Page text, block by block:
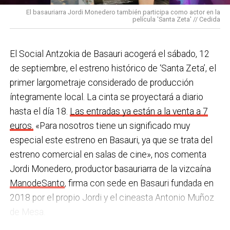
en los centros de personas mayores e iniciativas para
combatir la brecha digital. Además, este año se ha
y, a principios del año que viene, se comenzarán a
prestar los servicios de atención diurna y viviendas
comunitarias.
En las últimas semanas la actualidad municipal ha
estado marcada por las investigaciones sobre
presuntas irregularidades urbanísticas . ¿Cómo
está afrontando el equipo de gobierno esta
situación y qué mensaje trasladarías a la
ciudadanía?Los hechos denunciados son graves y
nos corresponde aclarar si han existido irregularidades
con el mayor rigor y transparencia, así como
una acción que los sindicatos tachan de negligente y
contraria al propio plan de emergencias de la
Sin soluciones reales
Ante la falta de soluciones en las reuniones del
comité, los representantes de los trabajadores
advirtieron a la dirección con elevar los hechos a la
Inspección de Trabajo. Aunque inicialmente
percibieron un amago de cambio de actitud, la parte
social lamenta que las medidas adoptadas ante las
nuevas alertas meteorológicas han sido meramente
«testimoniales, esporádicas y centradas en
aparentar», sin llegar a aplicar soluciones reales ni
efectivas en los puestos de mayor exposición.
El basauriarra Jordi Monedero también participa como actor en la
película 'Santa Zeta' // Cedida
El Social Antzokia de Basauri acogerá el sábado, 12
de septiembre, el estreno histórico de ‘Santa Zeta’, el
primer largometraje considerado de producción
íntegramente local. La cinta se proyectará a diario
hasta el día 18. Las entradas ya están a la venta a 7
euros. «Para nosotros tiene un significado muy
especial este estreno en Basauri, ya que se trata del
estreno comercial en salas de cine», nos comenta
Jordi Monedero, productor basauriarra de la vizcaína
ManodeSanto, firma con sede en Basauri fundada en
2018 por el propio Jordi y el cineasta Antonio Muñoz